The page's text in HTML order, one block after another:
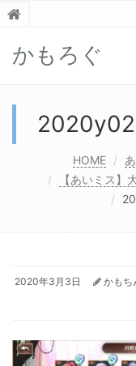
かもろぐ
HOME
【あいミス】
2020年3月3日 かもち